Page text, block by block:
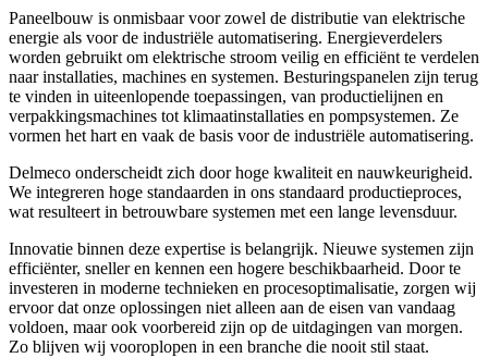
Paneelbouw is onmisbaar voor zowel de distributie van elektrische
energie als voor de industriële automatisering. Energieverdelers
worden gebruikt om elektrische stroom veilig en efficiënt te verdelen
naar installaties, machines en systemen. Besturingspanelen zijn terug
te vinden in uiteenlopende toepassingen, van productielijnen en
verpakkingsmachines tot klimaatinstallaties en pompsystemen. Ze
vormen het hart en vaak de basis voor de industriële automatisering.
Delmeco onderscheidt zich door hoge kwaliteit en nauwkeurigheid.
We integreren hoge standaarden in ons standaard productieproces,
wat resulteert in betrouwbare systemen met een lange levensduur.
Innovatie binnen deze expertise is belangrijk. Nieuwe systemen zijn
efficiënter, sneller en kennen een hogere beschikbaarheid. Door te
investeren in moderne technieken en procesoptimalisatie, zorgen wij
ervoor dat onze oplossingen niet alleen aan de eisen van vandaag
voldoen, maar ook voorbereid zijn op de uitdagingen van morgen.
Zo blijven wij vooroplopen in een branche die nooit stil staat.